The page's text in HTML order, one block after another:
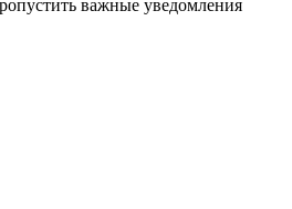
важные уведомления